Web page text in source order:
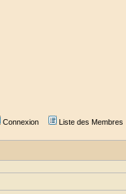
Connexion Liste des Membres